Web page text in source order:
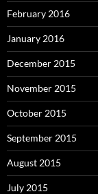
February 2016
January 2016
December 2015
November 2015
October 2015
September 2015
August 2015
July 2015